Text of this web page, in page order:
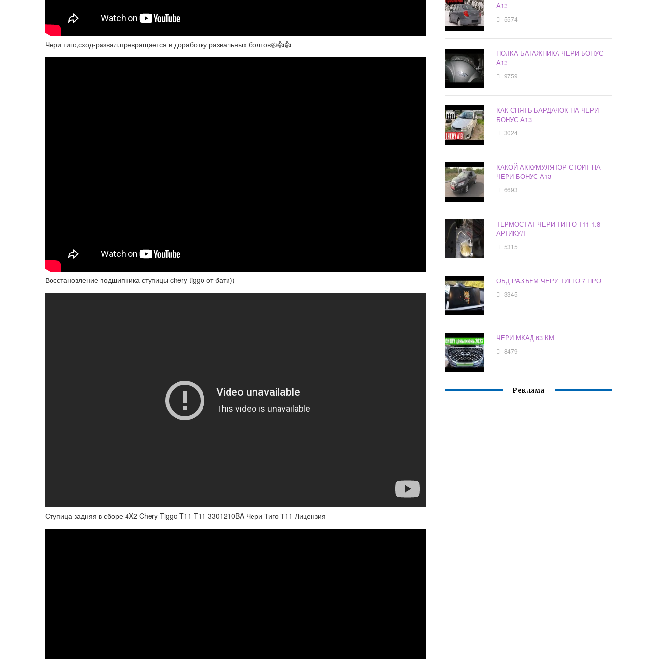
Чери тиго,сход-развал,превращается в доработку развальных болтов👍👍👍
Восстановление подшипника ступицы chery tiggo от бати))
Ступица задняя в сборе 4X2 Chery Tiggo T11 T11 3301210BA Чери Тиго Т11 Лицензия
А13
5574
ПОЛКА БАГАЖНИКА ЧЕРИ БОНУС
А13
9759
КАК СНЯТЬ БАРДАЧОК НА ЧЕРИ
БОНУС А13
3024
КАКОЙ АККУМУЛЯТОР СТОИТ НА
ЧЕРИ БОНУС А13
6693
ТЕРМОСТАТ ЧЕРИ ТИГГО Т11 1.8
АРТИКУЛ
5315
ОБД РАЗЪЕМ ЧЕРИ ТИГГО 7 ПРО
3345
ЧЕРИ МКАД 63 КМ
8479
Реклама